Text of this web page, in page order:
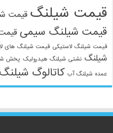
قیمت شیلنگ قیمت
قیمت شیلنگ سیمی
قیمت شیلنگ لاستیکی قیمت شیلنگ های
شیلنگ نشتی شیلنگ هیدرولیک پخش
عمده شیلنگ آب کاتالوگ